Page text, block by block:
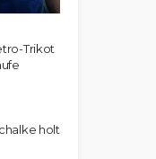
Trikot
holt